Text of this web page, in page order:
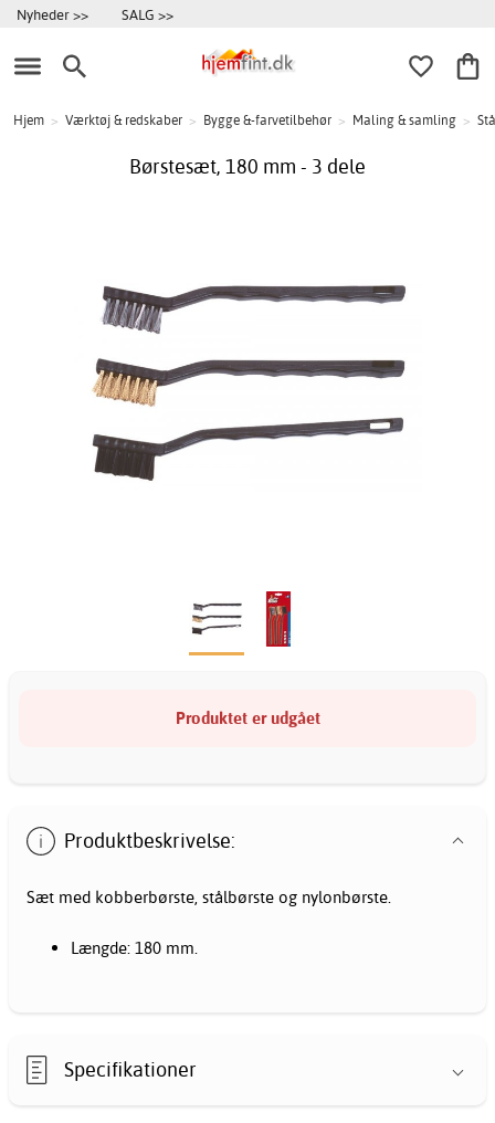
Nyheder >> SALG >>
Hjem > Værktøj & redskaber > Bygge &-farvetilbehør > Maling & samling >
Børstesæt, 180 mm - 3 dele
Produktet er udgået
Produktbeskrivelse:
Sæt med kobberbørste, stålbørste og nylonbørste.
Længde: 180 mm.
Specifikationer